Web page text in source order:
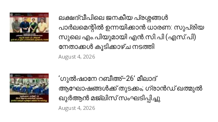
ലക്ഷദ്വീപിലെ ജനകീയ പ്രശ്നങ്ങൾ
പാർലമെന്റിൽ ഉന്നയിക്കാൻ ധാരണ: സുപ്രിയ
സുലെ എം.പിയുമായി എൻ.സി.പി (എസ്.പി)
നേതാക്കൾ കൂടിക്കാഴ്ച നടത്തി
August 4, 2026
‘ഗുൽഷാനേ റബീഅ്–26’ മീലാദ്
ആഘോഷങ്ങൾക്ക് തുടക്കം; ഗ്രാൻഡ് ഖത്മുൽ
ഖുർആൻ മജ്‌ലിസ് സംഘടിപ്പിച്ചു
August 4, 2026